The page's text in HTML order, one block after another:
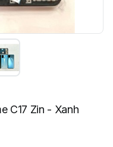
C17 Zin - Xanh